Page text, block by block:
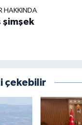
HAKKINDA
şimşek
çekebilir